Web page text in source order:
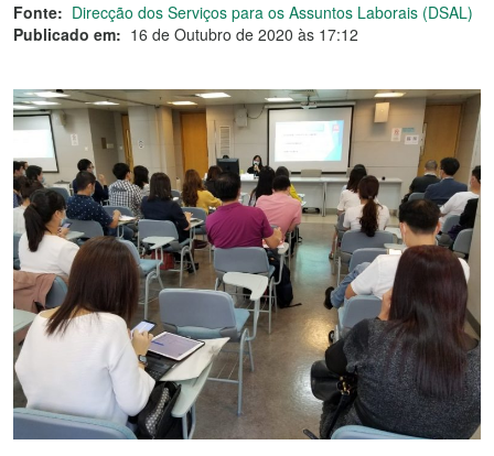
Fonte: Direcção dos Serviços para os Assuntos Laborais (DSAL)
Publicado em: 16 de Outubro de 2020 às 17:12